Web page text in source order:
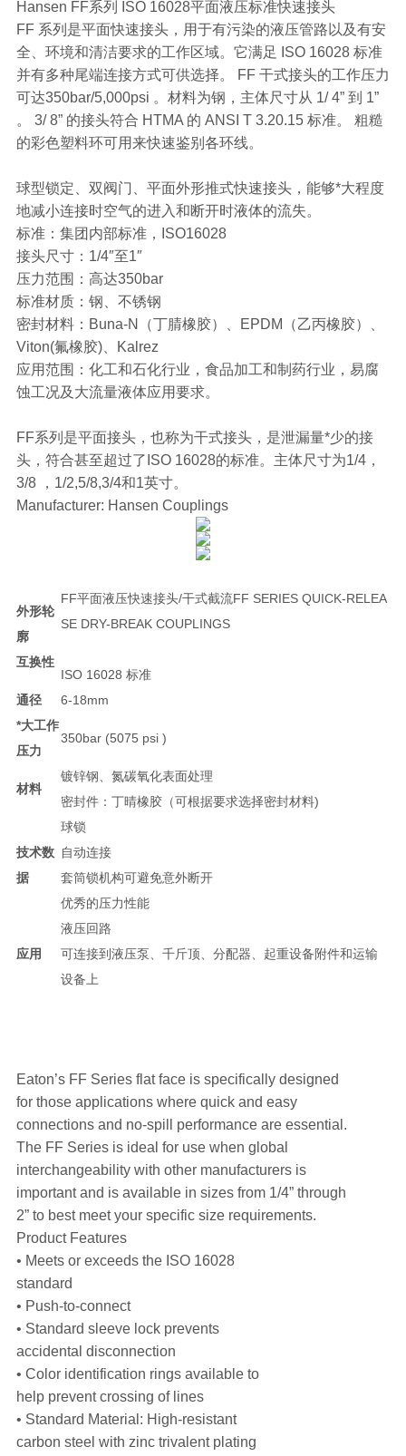
Hansen FF系列 ISO 16028平面液压标准快速接头
FF 系列是平面快速接头，用于有污染的液压管路以及有安
全、环境和清洁要求的工作区域。它满足 ISO 16028 标准
并有多种尾端连接方式可供选择。 FF 干式接头的工作压力
可达350bar/5,000psi 。材料为钢，主体尺寸从 1/ 4” 到 1”
。 3/ 8” 的接头符合 HTMA 的 ANSI T 3.20.15 标准。 粗糙
的彩色塑料环可用来快速鉴别各环线。
球型锁定、双阀门、平面外形推式快速接头，能够*大程度
地减小连接时空气的进入和断开时液体的流失。
标准：集团内部标准，ISO16028
接头尺寸：1/4″至1″
压力范围：高达350bar
标准材质：钢、不锈钢
密封材料：Buna-N（丁腈橡胶）、EPDM（乙丙橡胶）、
Viton(氟橡胶)、Kalrez
应用范围：化工和石化行业，食品加工和制药行业，易腐
蚀工况及大流量液体应用要求。
FF系列是平面接头，也称为干式接头，是泄漏量*少的接
头，符合甚至超过了ISO 16028的标准。主体尺寸为1/4，
3/8 ，1/2,5/8,3/4和1英寸。
Manufacturer: Hansen Couplings
外形轮
廓
互换性
FF平面液压快速接头/干式截流FF SERIES QUICK-RELEA
SE DRY-BREAK COUPLINGS
ISO 16028 标准
通径
6-18mm
*大工作
压力
350bar (5075 psi )
材料
镀锌钢、氮碳氧化表面处理
密封件：丁晴橡胶（可根据要求选择密封材料)
技术数
据
球锁
自动连接
套筒锁机构可避免意外断开
优秀的压力性能
应用
液压回路
可连接到液压泵、千斤顶、分配器、起重设备附件和运输
设备上
Eaton’s FF Series flat face is specifically designed
for those applications where quick and easy
connections and no-spill performance are essential.
The FF Series is ideal for use when global
interchangeability with other manufacturers is
important and is available in sizes from 1/4” through
2” to best meet your specific size requirements.
Product Features
• Meets or exceeds the ISO 16028
standard
• Push-to-connect
• Standard sleeve lock prevents
accidental disconnection
• Color identification rings available to
help prevent crossing of lines
• Standard Material: High-resistant
carbon steel with zinc trivalent plating